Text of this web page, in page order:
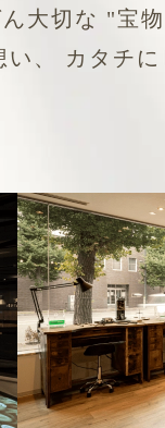
大切な "宝
い、 カタチに